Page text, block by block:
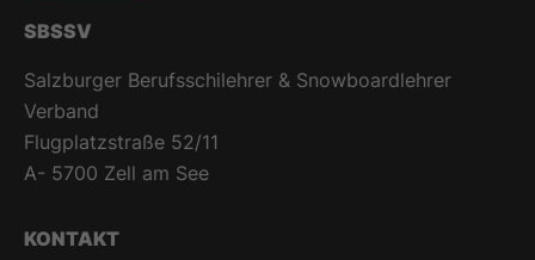
SBSSV
Salzburger Berufsschilehrer & Snowboardlehrer
Verband
Flugplatzstraße 52/11
A- 5700 Zell am See
KONTAKT